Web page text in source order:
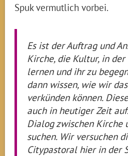
Spuk vermutlich vorbei.
Es ist der Auftrag und
Kirche, die Kultur, in
lernen und ihr zu
dann wissen, wie wir
verkünden können.
auch in heutiger Zeit
Dialog zwischen Kirche
suchen. Wir versuchen
Citypastoral hier in der